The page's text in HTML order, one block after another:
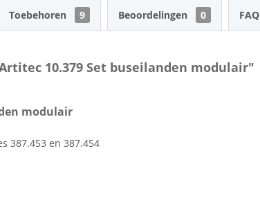
Toebehoren 9 Beoordelingen 0 FAQ
10.379 Set buseilanden modulair"
modulair
387.453 en 387.454